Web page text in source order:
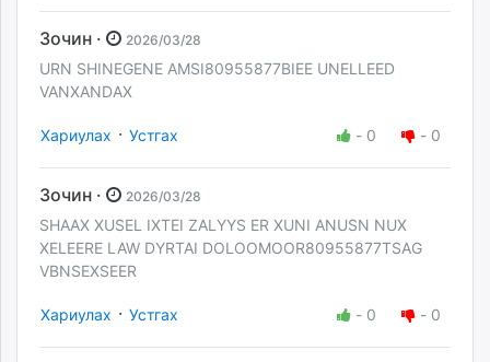
Зочин · 2026/03/28
URN SHINEGENE AMSI80955877BIEE UNELLEED
VANXANDAX
Хариулах · Устгах - 0 - 0
Зочин · 2026/03/28
SHAAX XUSEL IXTEI ZALYYS ER XUNI ANUSN NUX
XELEERE LAW DYRTAI DOLOOMOOR80955877TSAG
VBNSEXSEER
Хариулах · Устгах - 0 - 0